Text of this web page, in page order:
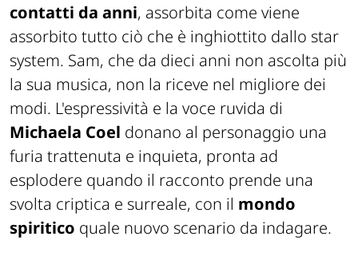
contatti da anni, assorbita come viene
assorbito tutto ciò che è inghiottito dallo star
system. Sam, che da dieci anni non ascolta più
la sua musica, non la riceve nel migliore dei
modi. L'espressività e la voce ruvida di
Michaela Coel donano al personaggio una
furia trattenuta e inquieta, pronta ad
esplodere quando il racconto prende una
svolta criptica e surreale, con il mondo
spiritico quale nuovo scenario da indagare.